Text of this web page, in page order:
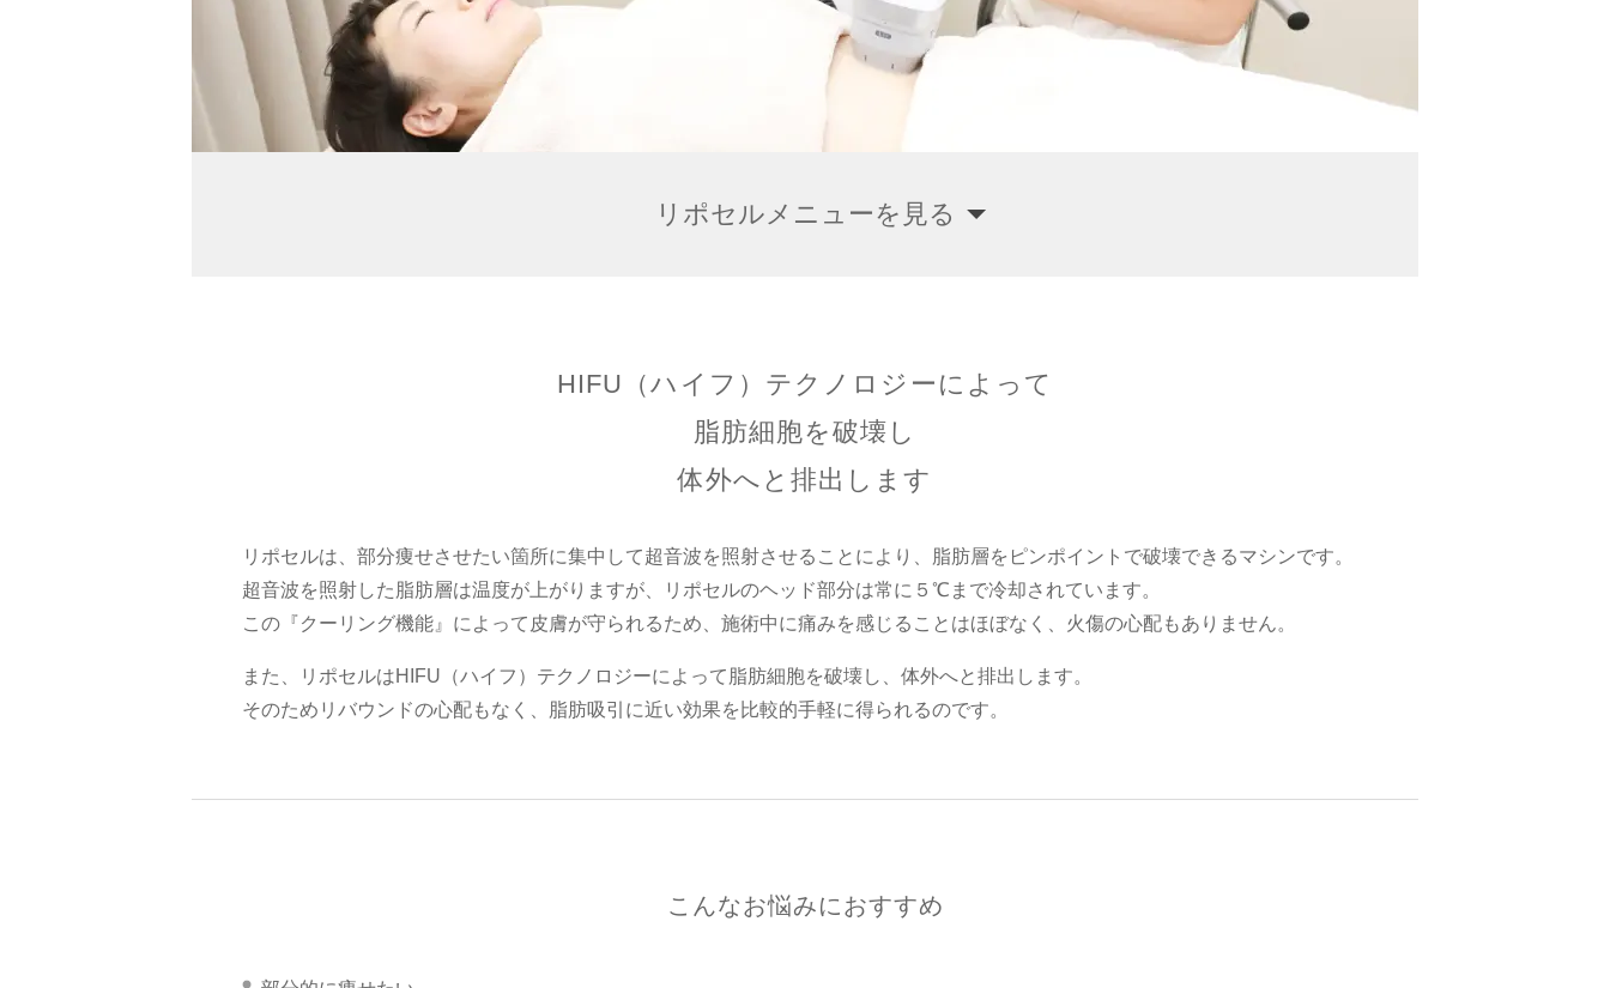
リポセルメニューを見る
HIFU（ハイフ）テクノロジーによって
脂肪細胞を破壊し
体外へと排出します
リポセルは、部分痩せさせたい箇所に集中して超音波を照射させることにより、脂肪層をピンポイントで破壊できるマシンです。
超音波を照射した脂肪層は温度が上がりますが、リポセルのヘッド部分は常に５℃まで冷却されています。
この『クーリング機能』によって皮膚が守られるため、施術中に痛みを感じることはほぼなく、火傷の心配もありません。
また、リポセルはHIFU（ハイフ）テクノロジーによって脂肪細胞を破壊し、体外へと排出します。
そのためリバウンドの心配もなく、脂肪吸引に近い効果を比較的手軽に得られるのです。
こんなお悩みにおすすめ